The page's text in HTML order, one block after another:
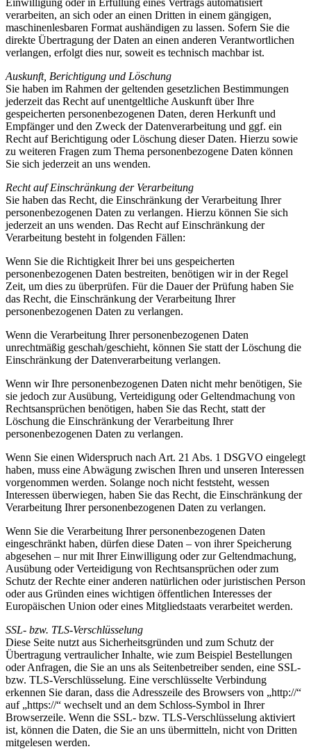
Einwilligung oder in Erfüllung eines Vertrags automatisiert
verarbeiten, an sich oder an einen Dritten in einem gängigen,
maschinenlesbaren Format aushändigen zu lassen. Sofern Sie die
direkte Übertragung der Daten an einen anderen Verantwortlichen
verlangen, erfolgt dies nur, soweit es technisch machbar ist.
Auskunft, Berichtigung und Löschung
Sie haben im Rahmen der geltenden gesetzlichen Bestimmungen
jederzeit das Recht auf unentgeltliche Auskunft über Ihre
gespeicherten personenbezogenen Daten, deren Herkunft und
Empfänger und den Zweck der Datenverarbeitung und ggf. ein
Recht auf Berichtigung oder Löschung dieser Daten. Hierzu sowie
zu weiteren Fragen zum Thema personenbezogene Daten können
Sie sich jederzeit an uns wenden.
Recht auf Einschränkung der Verarbeitung
Sie haben das Recht, die Einschränkung der Verarbeitung Ihrer
personenbezogenen Daten zu verlangen. Hierzu können Sie sich
jederzeit an uns wenden. Das Recht auf Einschränkung der
Verarbeitung besteht in folgenden Fällen:
Wenn Sie die Richtigkeit Ihrer bei uns gespeicherten
personenbezogenen Daten bestreiten, benötigen wir in der Regel
Zeit, um dies zu überprüfen. Für die Dauer der Prüfung haben Sie
das Recht, die Einschränkung der Verarbeitung Ihrer
personenbezogenen Daten zu verlangen.
Wenn die Verarbeitung Ihrer personenbezogenen Daten
unrechtmäßig geschah/geschieht, können Sie statt der Löschung die
Einschränkung der Datenverarbeitung verlangen.
Wenn wir Ihre personenbezogenen Daten nicht mehr benötigen, Sie
sie jedoch zur Ausübung, Verteidigung oder Geltendmachung von
Rechtsansprüchen benötigen, haben Sie das Recht, statt der
Löschung die Einschränkung der Verarbeitung Ihrer
personenbezogenen Daten zu verlangen.
Wenn Sie einen Widerspruch nach Art. 21 Abs. 1 DSGVO eingelegt
haben, muss eine Abwägung zwischen Ihren und unseren Interessen
vorgenommen werden. Solange noch nicht feststeht, wessen
Interessen überwiegen, haben Sie das Recht, die Einschränkung der
Verarbeitung Ihrer personenbezogenen Daten zu verlangen.
Wenn Sie die Verarbeitung Ihrer personenbezogenen Daten
eingeschränkt haben, dürfen diese Daten – von ihrer Speicherung
abgesehen – nur mit Ihrer Einwilligung oder zur Geltendmachung,
Ausübung oder Verteidigung von Rechtsansprüchen oder zum
Schutz der Rechte einer anderen natürlichen oder juristischen Person
oder aus Gründen eines wichtigen öffentlichen Interesses der
Europäischen Union oder eines Mitgliedstaats verarbeitet werden.
SSL- bzw. TLS-Verschlüsselung
Diese Seite nutzt aus Sicherheitsgründen und zum Schutz der
Übertragung vertraulicher Inhalte, wie zum Beispiel Bestellungen
oder Anfragen, die Sie an uns als Seitenbetreiber senden, eine SSL-
bzw. TLS-Verschlüsselung. Eine verschlüsselte Verbindung
erkennen Sie daran, dass die Adresszeile des Browsers von „http://“
auf „https://“ wechselt und an dem Schloss-Symbol in Ihrer
Browserzeile. Wenn die SSL- bzw. TLS-Verschlüsselung aktiviert
ist, können die Daten, die Sie an uns übermitteln, nicht von Dritten
mitgelesen werden.